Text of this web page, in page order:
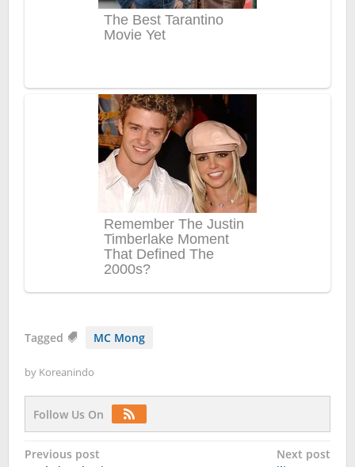
Tagged MC Mong
by Koreanindo
Follow Us On
Post
Previous post
Next post